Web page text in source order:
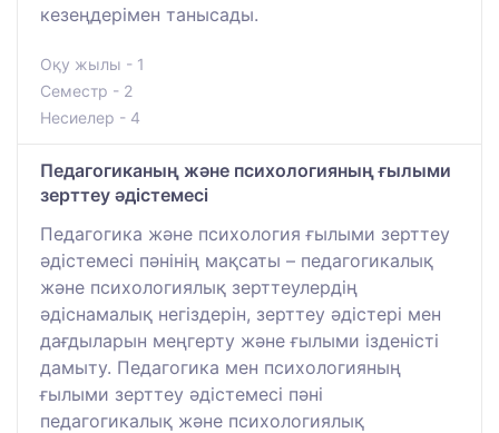
кезеңдерімен танысады.
Оқу жылы - 1
Семестр - 2
Несиелер - 4
Педагогиканың және психологияның ғылыми
зерттеу әдістемесі
Педагогика және психология ғылыми зерттеу
әдістемесі пәнінің мақсаты – педагогикалық
және психологиялық зерттеулердің
әдіснамалық негіздерін, зерттеу әдістері мен
дағдыларын меңгерту және ғылыми ізденісті
дамыту. Педагогика мен психологияның
ғылыми зерттеу әдістемесі пәні
педагогикалық және психологиялық